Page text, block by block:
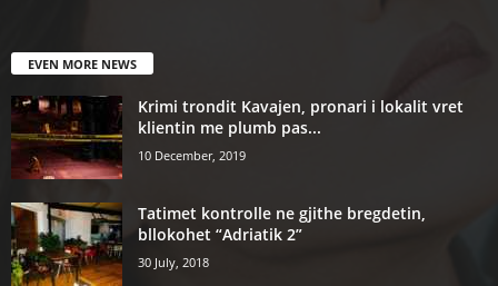
EVEN MORE NEWS
Krimi trondit Kavajen, pronari i lokalit vret
klientin me plumb pas...
10 December, 2019
Tatimet kontrolle ne gjithe bregdetin,
bllokohet “Adriatik 2”
30 July, 2018